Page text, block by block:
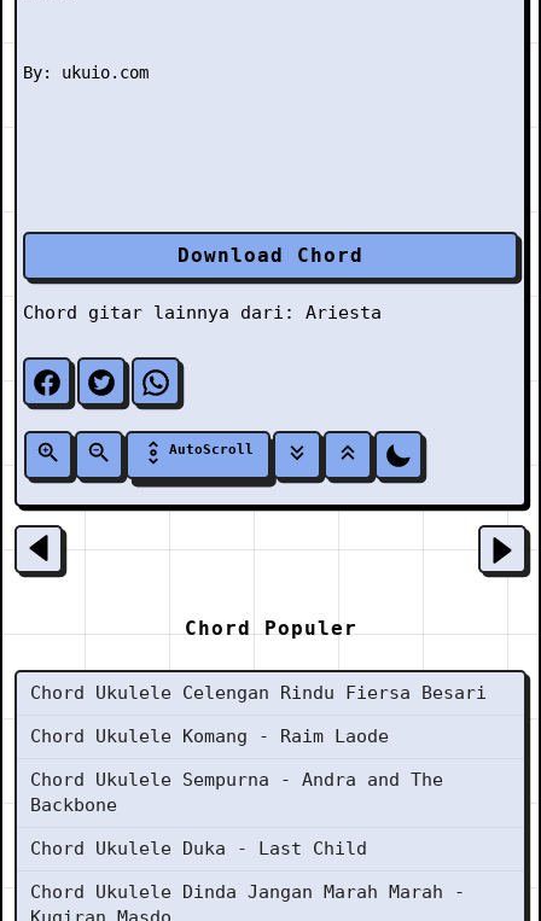
Download Chord
Chord gitar lainnya dari: Ariesta
AutoScroll
Chord Populer
Chord Ukulele Celengan Rindu Fiersa Besari
Chord Ukulele Komang - Raim Laode
Chord Ukulele Sempurna - Andra and The
Backbone
Chord Ukulele Duka - Last Child
Chord Ukulele Dinda Jangan Marah Marah -